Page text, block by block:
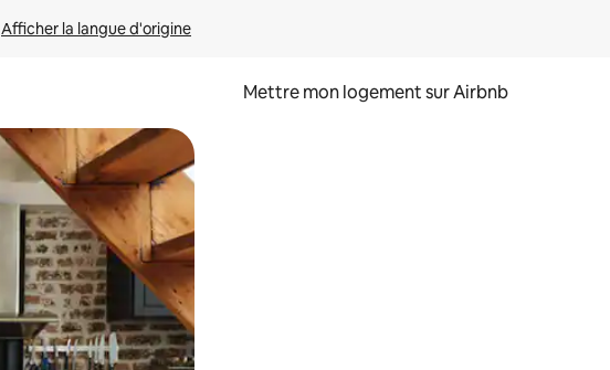
Afficher la langue d'origine
Mettre mon logement sur Airbnb